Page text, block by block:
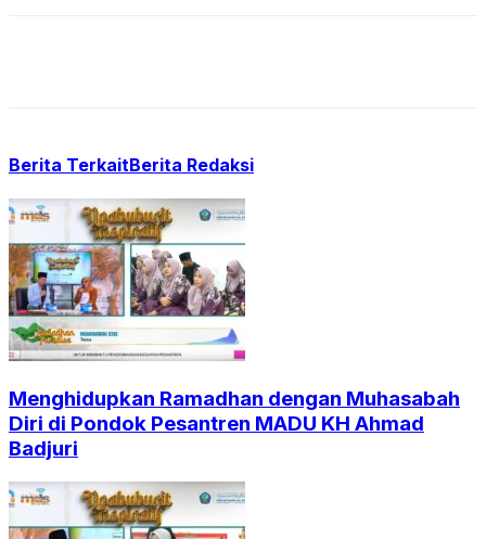
Berita TerkaitBerita Redaksi
Menghidupkan Ramadhan dengan Muhasabah
Diri di Pondok Pesantren MADU KH Ahmad
Badjuri